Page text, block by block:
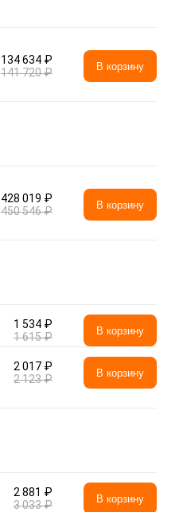
134 634 ₽
141 720 ₽
В корзину
428 019 ₽
450 546 ₽
В корзину
1 534 ₽
1 615 ₽
В корзину
2 017 ₽
2 123 ₽
В корзину
2 881 ₽
3 033 ₽
В корзину